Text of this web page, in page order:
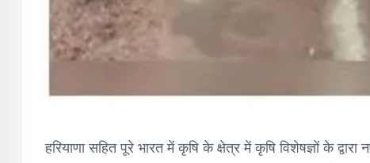
हरियाणा सहित पूरे भारत में कृषि के क्षेत्र में कृषि विशेषज्ञों के